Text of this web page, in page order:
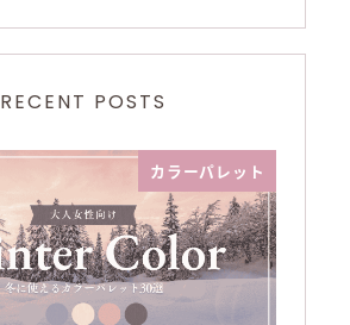
RECENT POSTS
カラーパレット